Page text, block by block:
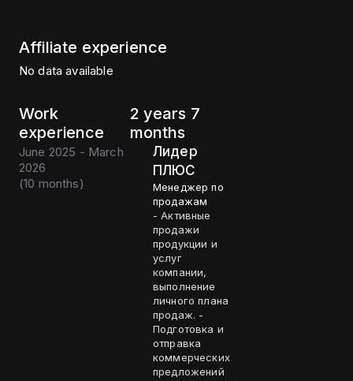
Affiliate experience
No data available
Work
experience
2 years 7
months
June 2025 - March
2026
(10 months)
Лидер
ПЛЮС
Менеджер по
продажам
- Активные
продажи
продукции и
услуг
компании,
выполнение
личного плана
продаж. -
Подготовка и
отправка
коммерческих
предложений